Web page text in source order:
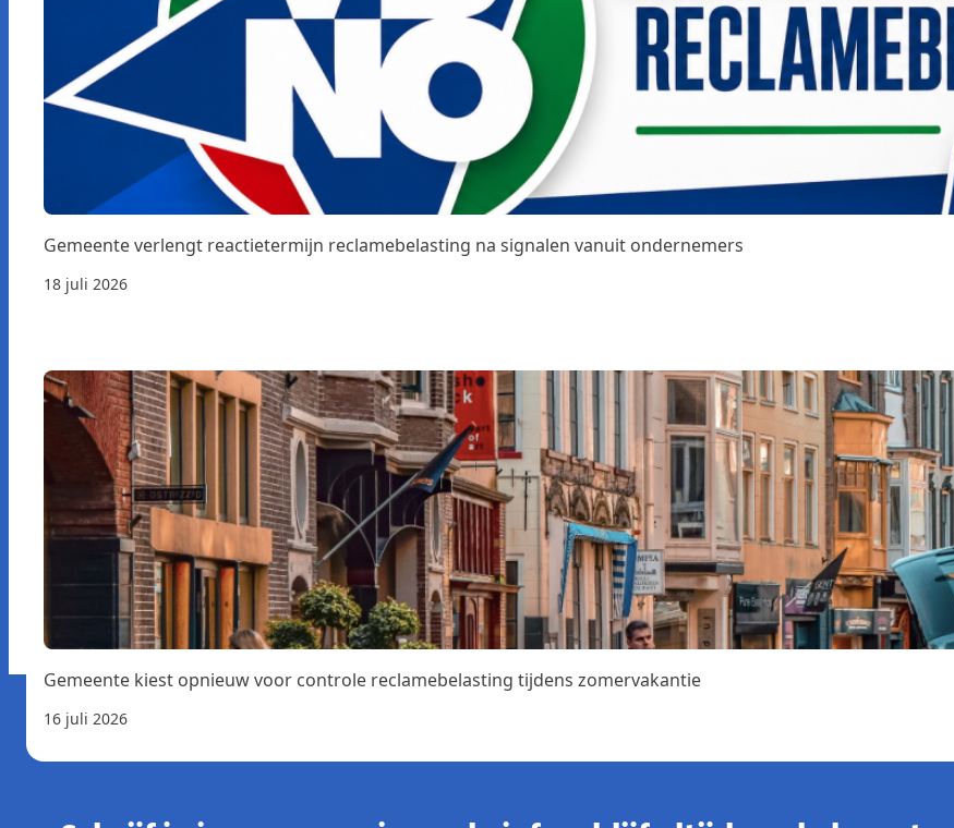
Gemeente verlengt reactietermijn reclamebelasting na signalen vanuit ondernemers
18 juli 2026
Gemeente kiest opnieuw voor controle reclamebelasting tijdens zomervakantie
16 juli 2026